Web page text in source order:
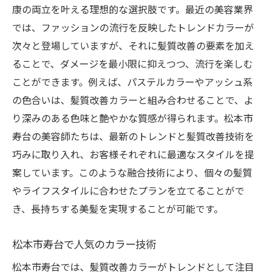
康の両立を叶える理想的な選択肢です。最近の美容業界
では、ファッションの流行を反映したトレンドカラーが
次々と登場していますが、それに髪質改善の要素を加え
ることで、ダメージを最小限に抑えつつ、流行を楽しむ
ことができます。例えば、パステルカラーやアッシュ系
の色合いは、髪質改善カラーと組み合わせることで、よ
り深みのある色味と艶やかな質感が得られます。松本市
寿台の美容師たちは、最新のトレンドと髪質改善技術を
巧みに取り入れ、お客様それぞれに最適なスタイルを提
案しています。このような融合技術により、個々の髪質
やライフスタイルに合わせたプランを立てることがで
き、長持ちする美髪を実現することが可能です。
松本市寿台で人気のカラー技術
松本市寿台では、髪質改善カラーがトレンドとして注目